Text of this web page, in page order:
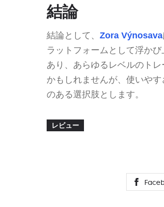
結論
結論として、 Zora Výnosava
ラットフォームとして浮か
あり、あらゆるレベルのト
かもしれませんが、使いや
のある選択肢とします。
レビュー